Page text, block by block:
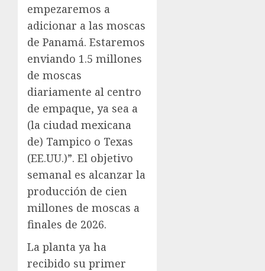
empezaremos a
adicionar a las moscas
de Panamá. Estaremos
enviando 1.5 millones
de moscas
diariamente al centro
de empaque, ya sea a
(la ciudad mexicana
de) Tampico o Texas
(EE.UU.)”. El objetivo
semanal es alcanzar la
producción de cien
millones de moscas a
finales de 2026.
La planta ya ha
recibido su primer